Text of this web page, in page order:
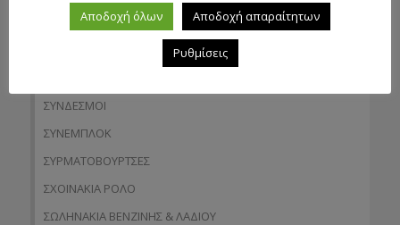
ΣΠΡΟΚΕΤ
ΣΥΝΔΕΣΜΟΙ
ΣΥΝΕΜΠΛΟΚ
ΣΥΡΜΑΤΟΒΟΥΡΤΣΕΣ
ΣΧΟΙΝΑΚΙΑ ΡΟΛΟ
ΣΩΛΗΝΑΚΙΑ ΒΕΝΖΙΝΗΣ & ΛΑΔΙΟΥ
Αποδοχή όλων Αποδοχή απαραίτητων
Ρυθμίσεις